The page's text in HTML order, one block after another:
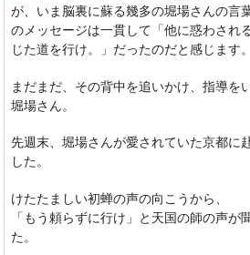
が、いま脳裏に蘇る幾多の堀場さんの言
のメッセージは一貫して「他に惑わされ
じた道を行け。」だったのだと感じます。
まだまだ、その背中を追いかけ、指導を
堀場さん。
先週末、堀場さんが愛されていた京都に
した。
けたたましい初蝉の声の向こうから、
「もう頼らずに行け」と天国の師の声が
た。